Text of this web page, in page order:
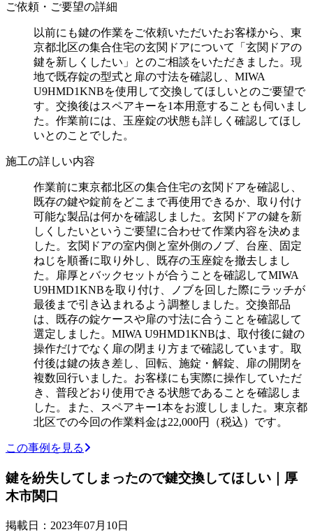
ご依頼・ご要望の詳細
以前にも鍵の作業をご依頼いただいたお客様から、東
京都北区の集合住宅の玄関ドアについて「玄関ドアの
鍵を新しくしたい」とのご相談をいただきました。現
地で既存錠の型式と扉の寸法を確認し、MIWA
U9HMD1KNBを使用して交換してほしいとのご要望で
す。交換後はスペアキーを1本用意することも伺いまし
た。作業前には、玉座錠の状態も詳しく確認してほし
いとのことでした。
施工の詳しい内容
作業前に東京都北区の集合住宅の玄関ドアを確認し、
既存の鍵や錠前をどこまで再使用できるか、取り付け
可能な製品は何かを確認しました。玄関ドアの鍵を新
しくしたいというご要望に合わせて作業内容を決めま
した。玄関ドアの室内側と室外側のノブ、台座、固定
ねじを順番に取り外し、既存の玉座錠を撤去しまし
た。扉厚とバックセットが合うことを確認してMIWA
U9HMD1KNBを取り付け、ノブを回した際にラッチが
最後まで引き込まれるよう調整しました。交換部品
は、既存の錠ケースや扉の寸法に合うことを確認して
選定しました。MIWA U9HMD1KNBは、取付後に鍵の
操作だけでなく扉の閉まり方まで確認しています。取
付後は鍵の抜き差し、回転、施錠・解錠、扉の開閉を
複数回行いました。お客様にも実際に操作していただ
き、普段どおり使用できる状態であることを確認しま
した。また、スペアキー1本をお渡ししました。東京都
北区での今回の作業料金は22,000円（税込）です。
この事例を見る
鍵を紛失してしまったので鍵交換してほしい｜厚
木市関口
掲載日：2023年07月10日